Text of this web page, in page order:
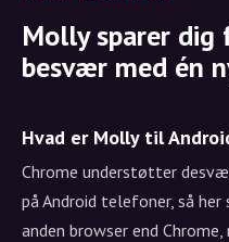
NO
NL
Molly sparer dig
besvær med én
Hvad er Molly til
Chrome understøtter
på Android telefoner, så
anden browser end